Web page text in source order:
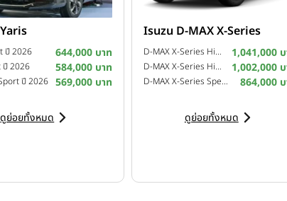
ปี 2026 644,000 บาท
ปี 2026 584,000 บาท
ปี 2026 569,000 บาท
ดูย่อยทั้งหมด
Isuzu D-MAX X-Series
D-MAX X-Series Hi-Lander 4-Door 2.2 Ddi Z A/T ปี 2025 1,041,000
D-MAX X-Series Hi-Lander 4-Door 2.2 Ddi Z M/T ปี 2025 1,002,000
D-MAX X-Series Speed 4-Door 2.2 Ddi L M/T ปี 2025 864,000
ดูย่อยทั้งหมด